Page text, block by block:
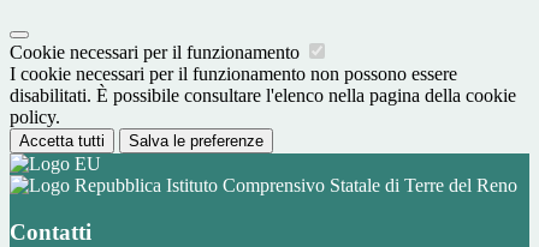
Cookie necessari per il funzionamento
I cookie necessari per il funzionamento non possono essere
disabilitati. È possibile consultare l'elenco nella pagina della cookie
policy.
Accetta tutti Salva le preferenze
Istituto Comprensivo Statale di Terre del Reno
Contatti